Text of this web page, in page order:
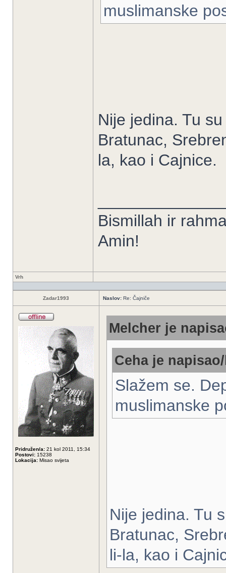
muslimanske
Nije jedina. Tu
Bratunac,
la, kao i Cajnice.
Bismillah ir
Amin!
Vrh
Zadar1993 Naslov: Re: Čajniče
Pridružen/a: 21 kol 2011, 15:34
Postovi: 15238
Lokacija: Misao svijeta
Melcher je
Ceha je
Slažem se.
muslimanske
Nije jedina. Tu
Bratunac,
li-la, kao i